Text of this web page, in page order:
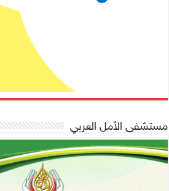
مستشفى الأمل العربي